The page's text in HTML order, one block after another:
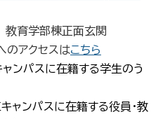
教育学部棟正面玄関
セスはこちら
ンパスに在籍する学生のう
ャンパスに在籍する役員・教